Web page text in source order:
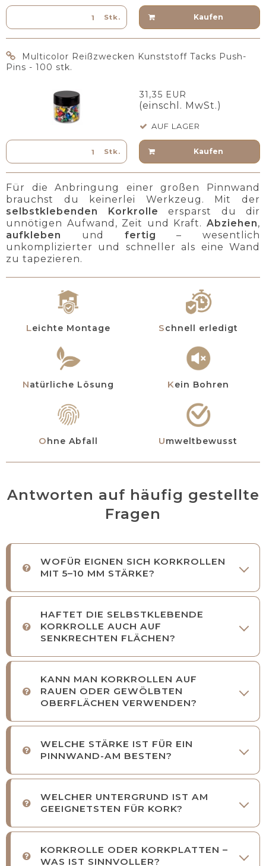
Stk. Kaufen
Multicolor Reißzwecken Kunststoff Tacks Push-
Pins - 100 stk.
31,35 EUR
(einschl. MwSt.)
AUF LAGER
Stk. Kaufen
Für die Anbringung einer großen Pinnwand
brauchst du keinerlei Werkzeug. Mit der
selbstklebenden Korkrolle ersparst du dir
unnötigen Aufwand, Zeit und Kraft. Abziehen,
aufkleben
und fertig – wesentlich
unkomplizierter und schneller als eine Wand
zu tapezieren.
Leichte Montage Schnell erledigt
Natürliche Lösung Kein Bohren
Ohne Abfall Umweltbewusst
Antworten auf häufig gestellte
Fragen
WOFÜR EIGNEN SICH KORKROLLEN
MIT 5–10 MM STÄRKE?
HAFTET DIE SELBSTKLEBENDE
KORKROLLE AUCH AUF
SENKRECHTEN FLÄCHEN?
KANN MAN KORKROLLEN AUF
RAUEN ODER GEWÖLBTEN
OBERFLÄCHEN VERWENDEN?
WELCHE STÄRKE IST FÜR EIN
PINNWAND-AM BESTEN?
WELCHER UNTERGRUND IST AM
GEEIGNETSTEN FÜR KORK?
KORKROLLE ODER KORKPLATTEN –
WAS IST SINNVOLLER?